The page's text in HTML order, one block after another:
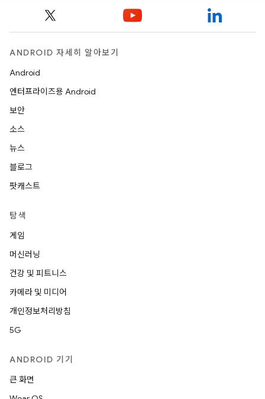
ANDROID 자세히 알아보기
Android
엔터프라이즈용 Android
보안
소스
뉴스
블로그
팟캐스트
탐색
게임
머신러닝
건강 및 피트니스
카메라 및 미디어
개인정보처리방침
5G
ANDROID 기기
큰 화면